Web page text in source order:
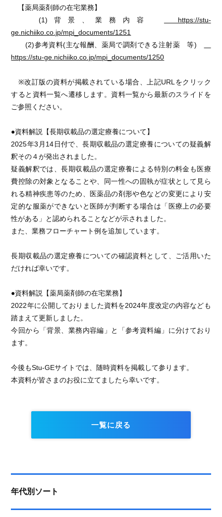
【薬局薬剤師の在宅業務】
(1)背景、業務内容
https://stu-
ge.nichiiko.co.jp/mpi_documents/1251
(2)参考資料(主な報酬、薬局で調剤できる注射薬 等)
https://stu-ge.nichiiko.co.jp/mpi_documents/1250
※改訂版の資料が掲載されている場合、上記URLをクリック
すると資料一覧へ遷移します。資料一覧から最新のスライドを
ご参照ください。
●資料解説【長期収載品の選定療養について】
2025年3月14日付で、長期収載品の選定療養についての疑義解
釈その４が発出されました。
疑義解釈では、長期収載品の選定療養による特別の料金も医療
費控除の対象となることや、同一性への固執が症状として見ら
れる精神疾患等のため、医薬品の剤形や色などの変更により安
定的な服薬ができないと医師が判断する場合は「医療上の必要
性がある」と認められることなどが示されました。
また、業務フローチャート例を追加しています。
長期収載品の選定療養についての確認資料として、ご活用いた
だければ幸いです。
●資料解説【薬局薬剤師の在宅業務】
2022年に公開しておりました資料を2024年度改定の内容なども
踏まえて更新しました。
今回から「背景、業務内容編」と「参考資料編」に分けており
ます。
今後もStu-GEサイトでは、随時資料を掲載して参ります。
本資料が皆さまのお役に立てましたら幸いです。
一覧に戻る
年代別ソート